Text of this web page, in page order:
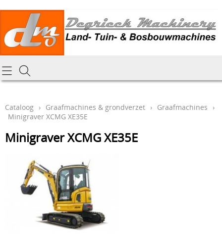
Homepagina
Tractoren & aanbouwdelen
Tuin- Park- & Bosbouwmachines
Generatoren
Specifiek materiaal en actieproducten
Hoe online bestellen
Mijn bestelling laten leveren
Draai-en freeswerk
Onze Repairshop Diensten
Cataloog › Graafmachines & grondverzet › Graafmachines
›
Minigraver XCMG XE35E
Minigraver XCMG XE35E